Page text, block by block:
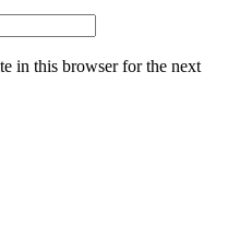
in this browser for the next